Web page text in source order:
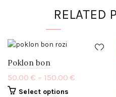
RELATED
Poklon bon
50.00 € – 150.00 €
Select options